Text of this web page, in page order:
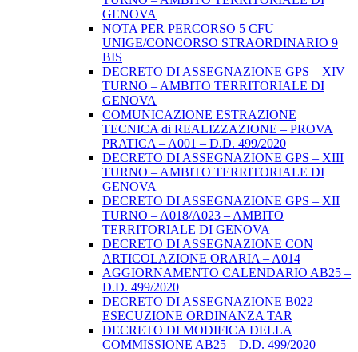
GENOVA
NOTA PER PERCORSO 5 CFU –
UNIGE/CONCORSO STRAORDINARIO 9
BIS
DECRETO DI ASSEGNAZIONE GPS – XIV
TURNO – AMBITO TERRITORIALE DI
GENOVA
COMUNICAZIONE ESTRAZIONE
TECNICA di REALIZZAZIONE – PROVA
PRATICA – A001 – D.D. 499/2020
DECRETO DI ASSEGNAZIONE GPS – XIII
TURNO – AMBITO TERRITORIALE DI
GENOVA
DECRETO DI ASSEGNAZIONE GPS – XII
TURNO – A018/A023 – AMBITO
TERRITORIALE DI GENOVA
DECRETO DI ASSEGNAZIONE CON
ARTICOLAZIONE ORARIA – A014
AGGIORNAMENTO CALENDARIO AB25 –
D.D. 499/2020
DECRETO DI ASSEGNAZIONE B022 –
ESECUZIONE ORDINANZA TAR
DECRETO DI MODIFICA DELLA
COMMISSIONE AB25 – D.D. 499/2020